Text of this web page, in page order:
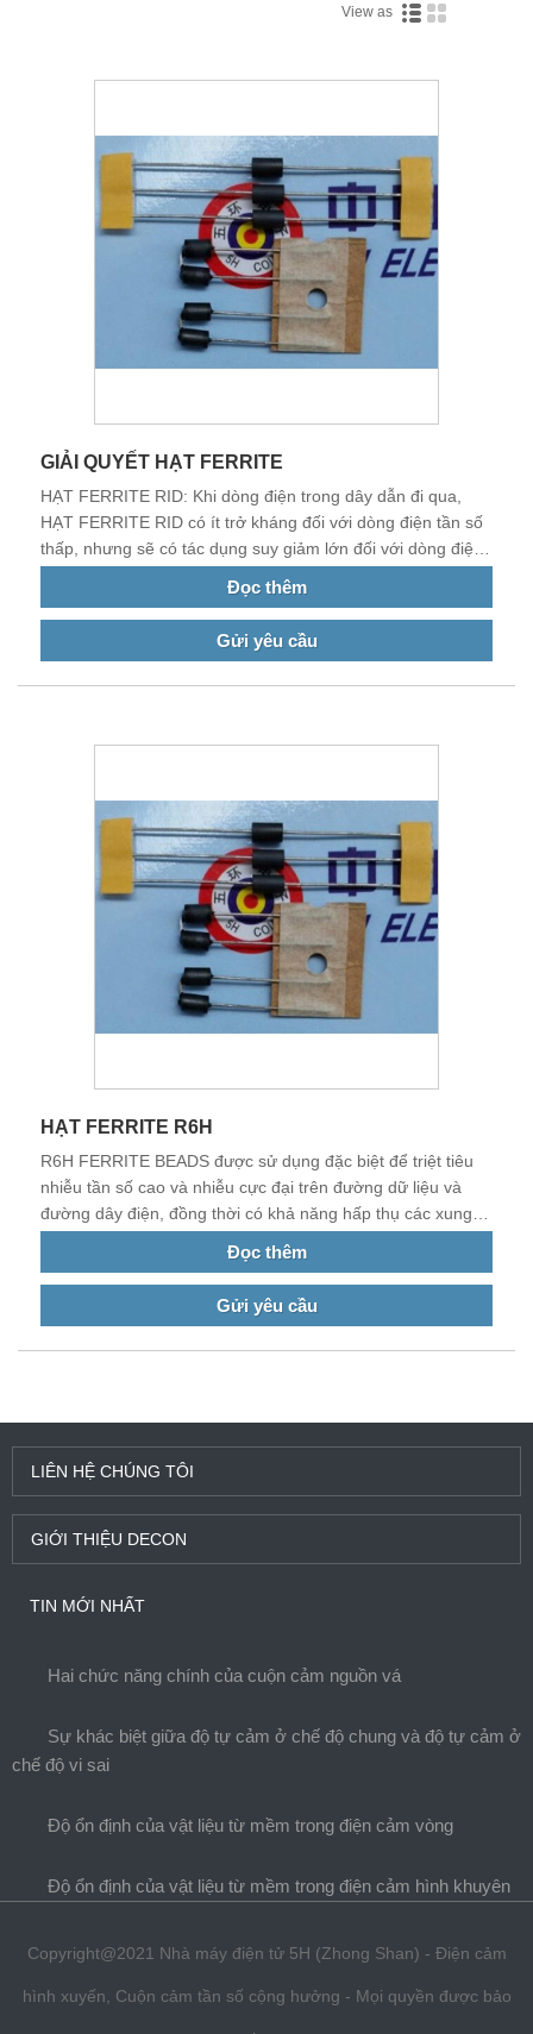
View as
GIẢI QUYẾT HẠT FERRITE
HẠT FERRITE RID: Khi dòng điện trong dây dẫn đi qua,
HẠT FERRITE RID có ít trở kháng đối với dòng điện tần số
thấp, nhưng sẽ có tác dụng suy giảm lớn đối với dòng điện
Đọc thêm
Gửi yêu cầu
HẠT FERRITE R6H
R6H FERRITE BEADS được sử dụng đặc biệt để triệt tiêu
nhiễu tần số cao và nhiễu cực đại trên đường dữ liệu và
đường dây điện, đồng thời có khả năng hấp thụ các xung
có chất lượng tốt và có thị trường rộng khắp ở Trung Quốc
Đọc thêm
Gửi yêu cầu
LIÊN HỆ CHÚNG TÔI
GIỚI THIỆU DECON
TIN MỚI NHẤT
Hai chức năng chính của cuộn cảm nguồn vá
Sự khác biệt giữa độ tự cảm ở chế độ chung và độ tự cảm ở
chế độ vi sai
Độ ổn định của vật liệu từ mềm trong điện cảm vòng
Độ ổn định của vật liệu từ mềm trong điện cảm hình khuyên
Copyright@2021 Nhà máy điện tử 5H (Zhong Shan) - Điện cảm
hình xuyến, Cuộn cảm tần số cộng hưởng - Mọi quyền được bảo